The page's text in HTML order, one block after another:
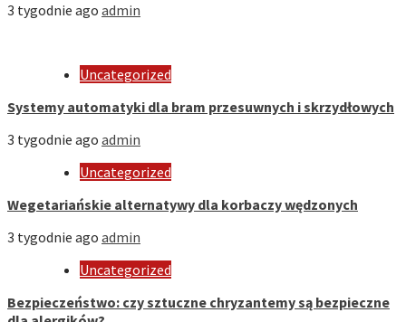
3 tygodnie ago admin
Uncategorized
Systemy automatyki dla bram przesuwnych i skrzydłowych
3 tygodnie ago admin
Uncategorized
Wegetariańskie alternatywy dla korbaczy wędzonych
3 tygodnie ago admin
Uncategorized
Bezpieczeństwo: czy sztuczne chryzantemy są bezpieczne